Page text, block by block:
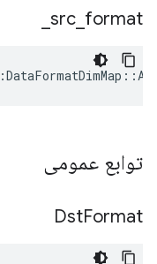
src format
توابع عمومی
DstFormat